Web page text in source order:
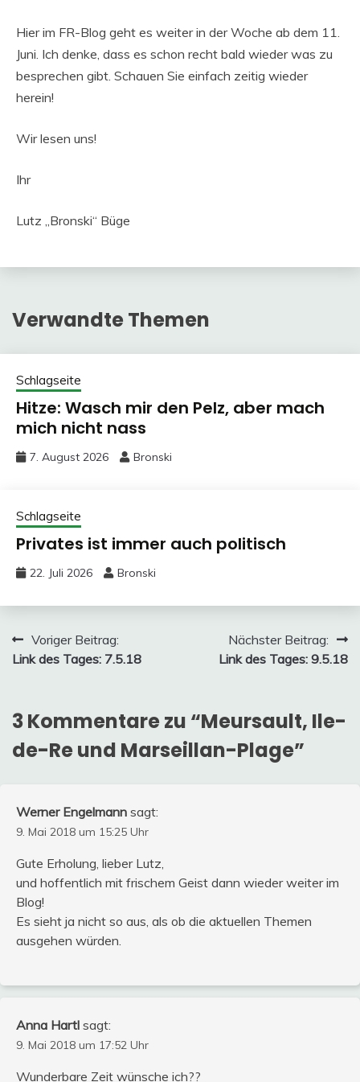
Hier im FR-Blog geht es weiter in der Woche ab dem 11.
Juni. Ich denke, dass es schon recht bald wieder was zu
besprechen gibt. Schauen Sie einfach zeitig wieder
herein!
Wir lesen uns!
Ihr
Lutz „Bronski“ Büge
Verwandte Themen
Schlagseite
Hitze: Wasch mir den Pelz, aber mach
mich nicht nass
7. August 2026 Bronski
Schlagseite
Privates ist immer auch politisch
22. Juli 2026 Bronski
Beitragsnavigation
Voriger Beitrag:
Link des Tages: 7.5.18
Nächster Beitrag:
Link des Tages: 9.5.18
3 Kommentare zu “Meursault, Ile-
de-Re und Marseillan-Plage”
Werner Engelmann sagt:
9. Mai 2018 um 15:25 Uhr
Gute Erholung, lieber Lutz,
und hoffentlich mit frischem Geist dann wieder weiter im
Blog!
Es sieht ja nicht so aus, als ob die aktuellen Themen
ausgehen würden.
Anna Hartl sagt:
9. Mai 2018 um 17:52 Uhr
Wunderbare Zeit wünsche ich??